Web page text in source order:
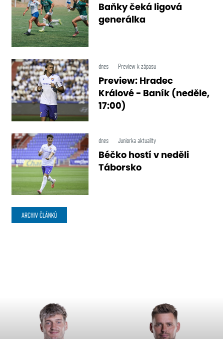
Baňky čeká ligová
generálka
dnes Preview k zápasu
Preview: Hradec
Králové - Baník (neděle,
17:00)
dnes Juniorka aktuality
Béčko hostí v neděli
Táborsko
ARCHIV ČLÁNKŮ